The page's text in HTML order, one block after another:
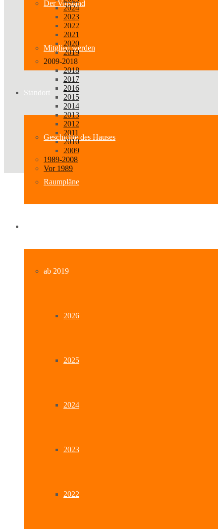
Der Vorstand
Mitglied werden
Standort
Geschichte des Hauses
Raumpläne
ab 2019
2026
2025
2024
2023
2022
2024
2023
2022
2021
2020
2019
2009-2018
2018
2017
2016
2015
2014
2013
2012
2011
2010
2009
1989-2008
Vor 1989